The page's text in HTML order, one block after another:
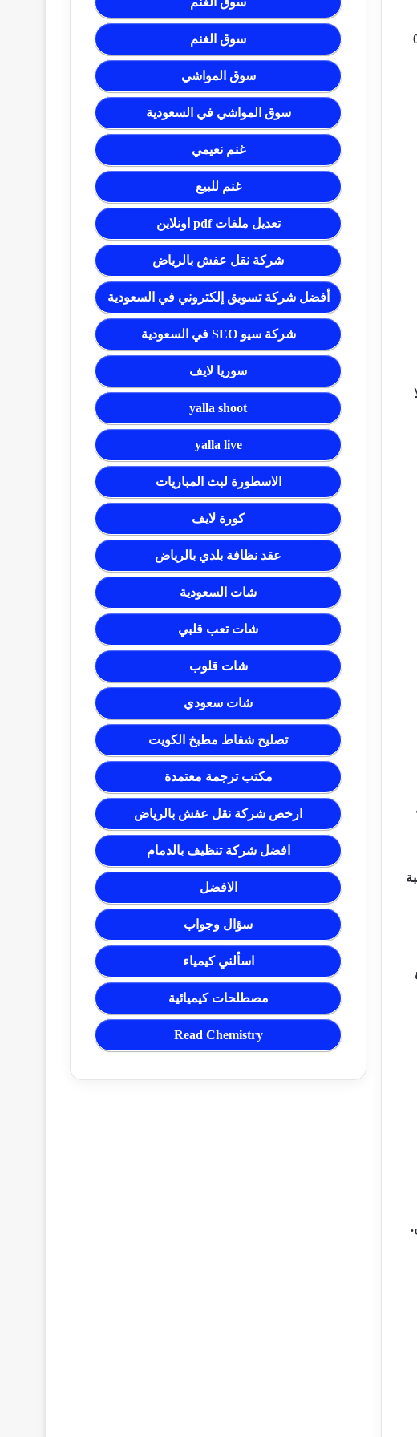
الأتربة من 0.1
سوق الغنم
سوق المواشي
سوق المواشي في السعودية
غنم نعيمي
غنم للبيع
تعديل ملفات pdf اونلاين
شركة نقل عفش بالرياض
أفضل شركة تسويق إلكتروني في السعودية
شركة سيو SEO في السعودية
سوريا لايف
yalla shoot
yalla live
الاسطورة لبث المباريات
كورة لايف
عقد نظافة بلدي بالرياض
شات السعودية
شات تعب قلبي
شات قلوب
شات سعودي
تصليح شفاط مطبخ الكويت
مكتب ترجمة معتمدة
ارخص شركة نقل عفش بالرياض
افضل شركة تنظيف بالدمام
الافضل
سؤال وجواب
اسألني كيمياء
مصطلحات كيميائية
Read Chemistry